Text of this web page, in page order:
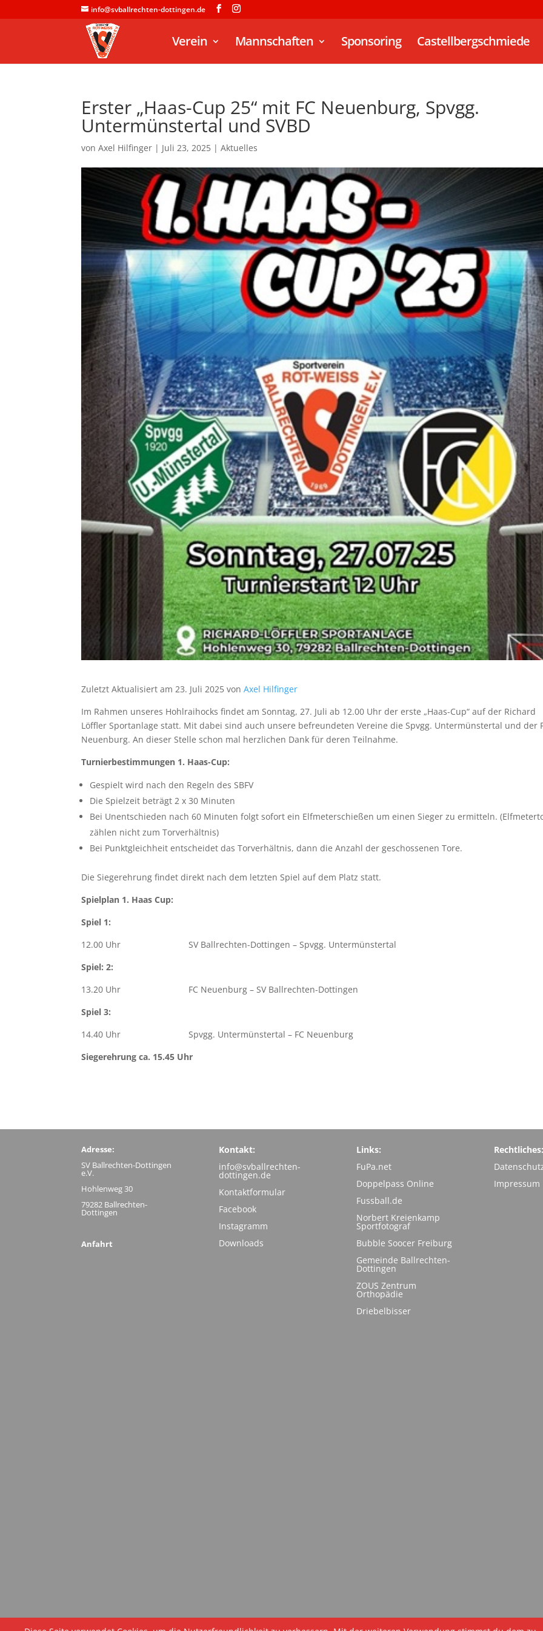
info@svballrechten-dottingen.de
Verein Mannschaften Sponsoring Castellbergschmiede
Erster „Haas-Cup 25“ mit FC Neuenburg, Spvgg.
Untermünstertal und SVBD
vonAxel Hilfinger | Juli 23, 2025 |Aktuelles
Zuletzt Aktualisiert am 23. Juli 2025 vonAxel Hilfinger
Im Rahmen unseres Hohlraihocks findet am Sonntag, 27. Juli ab 12.00 Uhr der erste „Haas-Cup“ auf der Richard
Löffler Sportanlage statt. Mit dabei sind auch unsere befreundeten Vereine die Spvgg. Untermünstertal und der
Neuenburg. An dieser Stelle schon mal herzlichen Dank für deren Teilnahme.
Turnierbestimmungen 1. Haas-Cup:
Gespielt wird nach den Regeln des SBFV
Die Spielzeit beträgt 2 x 30 Minuten
Bei Unentschieden nach 60 Minuten folgt sofort ein Elfmeterschießen um einen Sieger zu ermitteln.
zählen nicht zum Torverhältnis)
Bei Punktgleichheit entscheidet das Torverhältnis, dann die Anzahl der geschossenen Tore.
Die Siegerehrung findet direkt nach dem letzten Spiel auf dem Platz statt.
Spielplan 1. Haas Cup:
Spiel 1:
12.00 Uhr SV Ballrechten-Dottingen – Spvgg. Untermünstertal
Spiel: 2:
13.20 Uhr FC Neuenburg – SV Ballrechten-Dottingen
Spiel 3:
14.40 Uhr Spvgg. Untermünstertal – FC Neuenburg
Siegerehrung ca. 15.45 Uhr
Adresse:
SV Ballrechten-Dottingen
e.V.
Hohlenweg 30
79282 Ballrechten-
Dottingen
Anfahrt
Kontakt:
info@svballrechten-
dottingen.de
Kontaktformular
Facebook
Instagramm
Downloads
Links:
FuPa.net
Doppelpass Online
Fussball.de
Norbert Kreienkamp
Sportfotograf
Bubble Soocer Freiburg
Gemeinde Ballrechten-
Dottingen
ZOUS Zentrum
Orthopädie
Driebelbisser
Rechtliches:
Impressum